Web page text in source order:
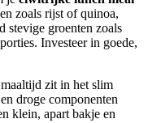
zoals rijst of quinoa,
stevige groenten zoals
Investeer in goede,
zit in het slim
droge componenten
klein, apart bakje en